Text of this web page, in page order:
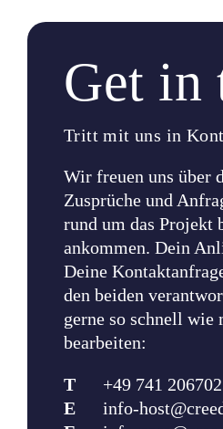
Get in
Tritt mit uns in
Wir freuen uns über
Zusprüche und
rund um das Projekt
ankommen. Dein
Deine
den beiden
gerne so schnell wie
bearbeiten:
T+49 741
Einfo-